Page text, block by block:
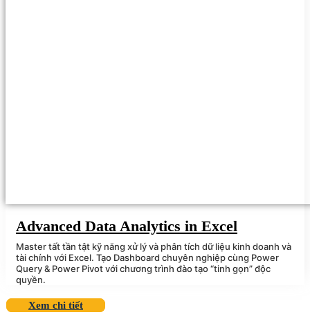
Advanced Data Analytics in Excel
Master tất tần tật kỹ năng xử lý và phân tích dữ liệu kinh doanh và
tài chính với Excel. Tạo Dashboard chuyên nghiệp cùng Power
Query & Power Pivot với chương trình đào tạo “tinh gọn” độc
quyền.
Xem chi tiết